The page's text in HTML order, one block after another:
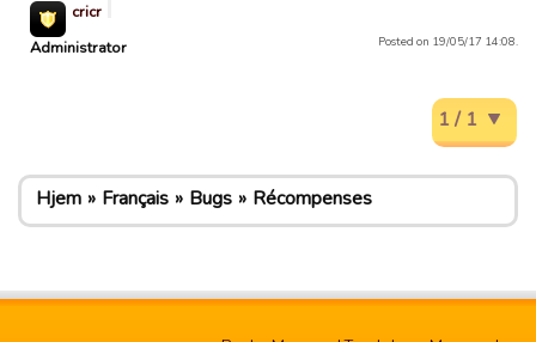
cricri
Administrator
Posted on 19/05/17 14:08.
1 / 1
Hjem Français Bugs Récompenses